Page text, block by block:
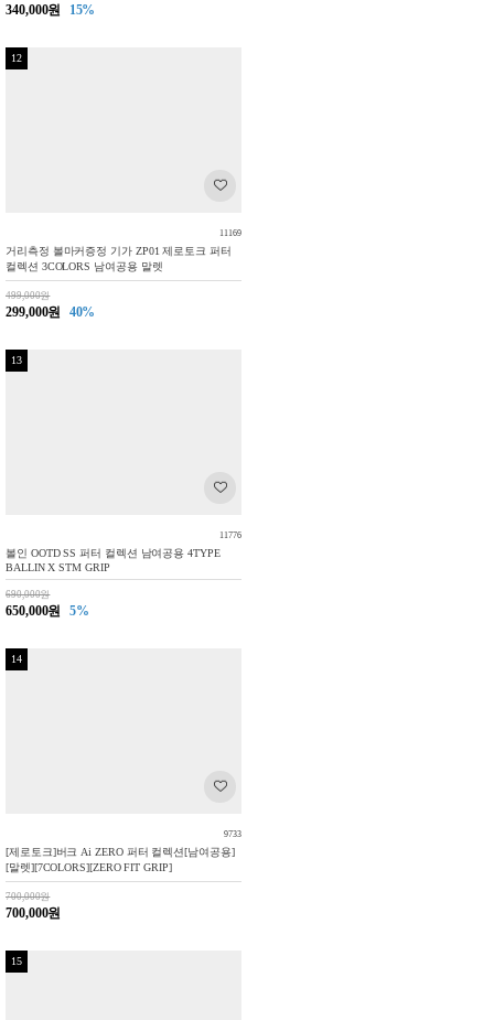
340,000원 15%
12
11169
거리측정 볼마커증정 기가 ZP01 제로토크 퍼터
컬렉션 3COLORS 남여공용 말렛
499,000원
299,000원 40%
13
11776
볼인 OOTD SS 퍼터 컬렉션 남여공용 4TYPE
BALLIN X STM GRIP
690,000원
650,000원 5%
14
9733
[제로토크]버크 Ai ZERO 퍼터 컬렉션[남여공용]
[말렛][7COLORS][ZERO FIT GRIP]
700,000원
700,000원
15